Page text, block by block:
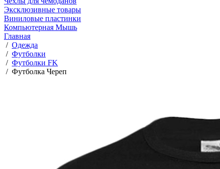
Эксклюзивные товары
Виниловые пластинки
Компьютерная Мышь
Главная
/ Одежда
/ Футболки
/ Футболки FK
/ Футболка Череп